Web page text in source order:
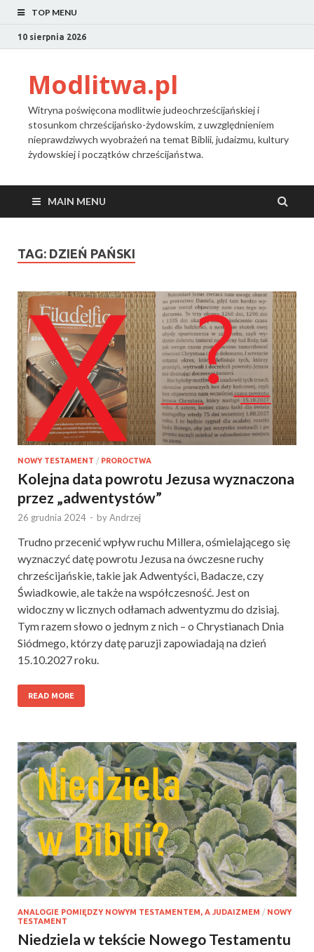
TOP MENU
10 sierpnia 2026
Modlitwa.pl
Witryna poświęcona modlitwie judeochrześcijańskiej i
stosunkom chrześcijańsko-żydowskim, z uwzględnieniem
nieprawdziwych wyobrażeń na temat Biblii, judaizmu, kultury
żydowskiej i początków chrześcijaństwa.
MAIN MENU
TAG: DZIEŃ PAŃSKI
NOWY TESTAMENT / PROROCTWA
Kolejna data powrotu Jezusa wyznaczona
przez „adwentystów”
26 grudnia 2024 - byAndrzej
Trudno przecenić wpływ ruchu Millera, ośmielającego się
wyznaczyć datę powrotu Jezusa na ówczesne ruchy
chrześcijańskie, takie jak Adwentyści, Badacze, czy
Świadkowie, ale także na współczesność. Jest on
widoczny w licznych odłamach adwentyzmu do dzisiaj.
Tym razem słowo o jednym z nich – o Chrystianach Dnia
Siódmego, którzy datę paruzji zapowiadają na dzień
15.10.2027 roku.
READ MORE
ANALOGIE POMIĘDZY NOWYM TESTAMENTEM, A JUDAIZMEM / NOWY
TESTAMENT
Niedziela w tekście Nowego Testamentu